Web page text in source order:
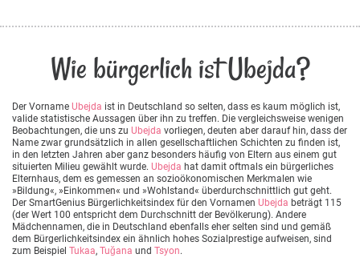
Wie bürgerlich ist Ubejda?
Der Vorname Ubejda ist in Deutschland so selten, dass es kaum möglich ist,
valide statistische Aussagen über ihn zu treffen. Die vergleichsweise wenigen
Beobachtungen, die uns zu Ubejda vorliegen, deuten aber darauf hin, dass der
Name zwar grundsätzlich in allen gesellschaftlichen Schichten zu finden ist,
in den letzten Jahren aber ganz besonders häufig von Eltern aus einem gut
situierten Milieu gewählt wurde. Ubejda hat damit oftmals ein bürgerliches
Elternhaus, dem es gemessen an sozioökonomischen Merkmalen wie
»Bildung«, »Einkommen« und »Wohlstand« überdurchschnittlich gut geht.
Der SmartGenius Bürgerlichkeitsindex für den Vornamen Ubejda beträgt 115
(der Wert 100 entspricht dem Durchschnitt der Bevölkerung). Andere
Mädchennamen, die in Deutschland ebenfalls eher selten sind und gemäß
dem Bürgerlichkeitsindex ein ähnlich hohes Sozialprestige aufweisen, sind
zum Beispiel Tukaa, Tuğana und Tsyon.